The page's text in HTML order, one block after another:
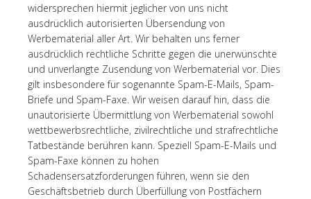
widersprechen hiermit jeglicher von uns nicht
ausdrücklich autorisierten Übersendung von
Werbematerial aller Art. Wir behalten uns ferner
ausdrücklich rechtliche Schritte gegen die unerwünschte
und unverlangte Zusendung von Werbematerial vor. Dies
gilt insbesondere für sogenannte Spam-E-Mails, Spam-
Briefe und Spam-Faxe. Wir weisen darauf hin, dass die
unautorisierte Übermittlung von Werbematerial sowohl
wettbewerbsrechtliche, zivilrechtliche und strafrechtliche
Tatbestände berühren kann. Speziell Spam-E-Mails und
Spam-Faxe können zu hohen
Schadensersatzforderungen führen, wenn sie den
Geschäftsbetrieb durch Überfüllung von Postfächern